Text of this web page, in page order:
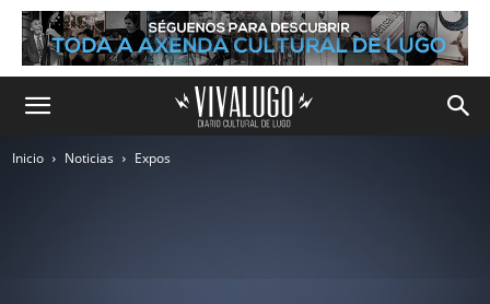
Inicio Noticias Expos